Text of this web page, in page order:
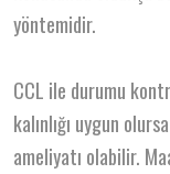
yöntemidir.
CCL ile durumu
kalınlığı uygun
ameliyatı olabilir.